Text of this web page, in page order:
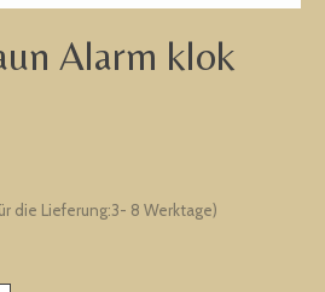
Alarm klok
die Lieferung:3- 8 Werktage)